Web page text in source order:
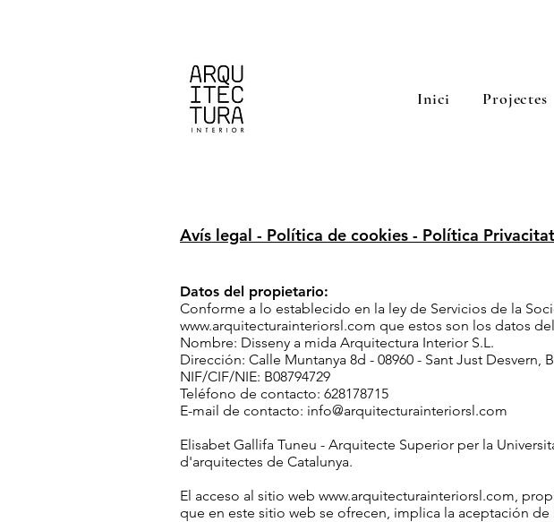
Inici Projectes
Avís legal - Política de cookies - Política Privacitat
Datos del propietario:
Conforme a lo establecido en la ley de Servicios de la
www.arquitecturainteriorsl.com que estos son los datos
Nombre: Disseny a mida Arquitectura Interior S.L.
Dirección: Calle Muntanya 8d - 08960 - Sant Just Desvern,
NIF/CIF/NIE: B08794729
Teléfono de contacto: 628178715
E-mail de contacto: info@arquitecturainteriorsl.com
Elisabet Gallifa Tuneu - Arquitecte Superior per la
d'arquitectes de Catalunya.
El acceso al sitio web www.arquitecturainteriorsl.com,
que en este sitio web se ofrecen, implica la aceptación